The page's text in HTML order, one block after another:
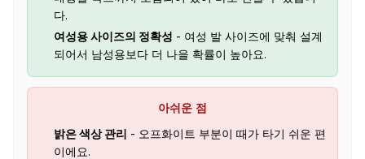
다.
여성용 사이즈의 정확성 - 여성 발 사이즈에 맞춰 설계
되어서 남성용보다 더 나을 확률이 높아요.
아쉬운 점
밝은 색상 관리 - 오프화이트 부분이 때가 타기 쉬운 편
이에요.